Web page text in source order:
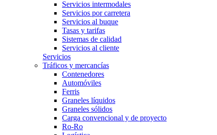
Servicios intermodales
Servicios por carretera
Servicios al buque
Tasas y tarifas
Sistemas de calidad
Servicios al cliente
Servicios
Tráficos y mercancías
Contenedores
Automóviles
Ferris
Graneles líquidos
Graneles sólidos
Carga convencional y de proyecto
Ro-Ro